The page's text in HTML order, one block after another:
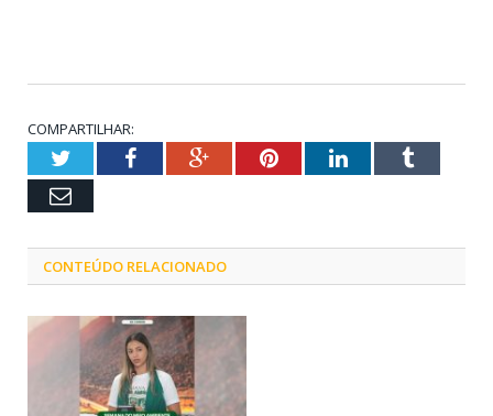
COMPARTILHAR:
TwitterFacebookGoogle+PinterestLinkedInTumblr
Email
CONTEÚDO RELACIONADO